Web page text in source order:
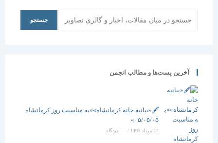
نبودن
معماری
جستجو
آخرین پست‌ها و مطالب انجمن
🖋️«بیانیه خانه کرمانشاه»«به مناسبت روز کرمانشاه
۰۵/۰۵/۰۵»
/ ۰ دیدگاه